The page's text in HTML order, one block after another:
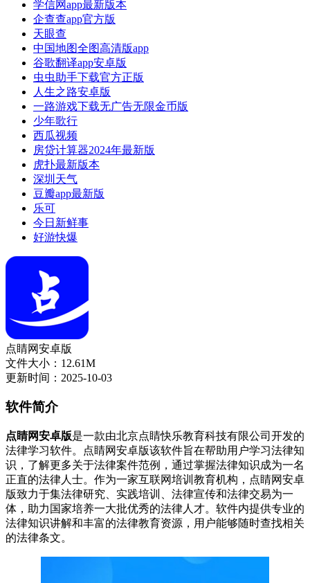
学信网app最新版本
企查查app官方版
天眼查
中国地图全图高清版app
谷歌翻译app安卓版
虫虫助手下载官方正版
人生之路安卓版
一路游戏下载无广告无限金币版
少年歌行
西瓜视频
房贷计算器2024年最新版
虎扑最新版本
深圳天气
豆瓣app最新版
乐可
今日新鲜事
好游快爆
点睛网安卓版
文件大小：12.61M
更新时间：2025-10-03
软件简介
点睛网安卓版是一款由北京点睛快乐教育科技有限公司开发的
法律学习软件。点睛网安卓版该软件旨在帮助用户学习法律知
识，了解更多关于法律案件范例，通过掌握法律知识成为一名
正直的法律人士。作为一家互联网培训教育机构，点睛网安卓
版致力于集法律研究、实践培训、法律宣传和法律交易为一
体，助力国家培养一大批优秀的法律人才。软件内提供专业的
法律知识讲解和丰富的法律教育资源，用户能够随时查找相关
的法律条文。